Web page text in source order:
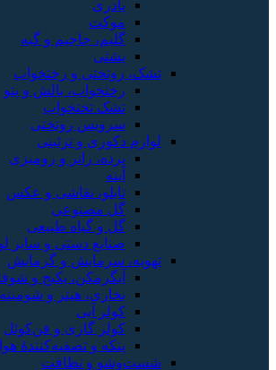
پادری
موکت
گلیم، جاجیم و گبه
پشتی
تشک، روتختی و رختخواب
رختخواب، بالش و پتو
تشک تختخواب
سرویس روتختی
لوازم دکوری و تزئینی
پرده، رانر و رومیزی
آینه
تابلو، نقاشی و عکس
گل مصنوعی
گل و گیاه طبیعی
صنایع دستی و سایر
تهویه، سرمایش و گرمایش
آبگرمکن، پکیج و
بخاری، هیتر و شومینه
کولر آبی
کولر گازی و فن‌کوئل
پنکه و تصفیه‌کنندهٔ هوا
شست‌وشو و نظافت